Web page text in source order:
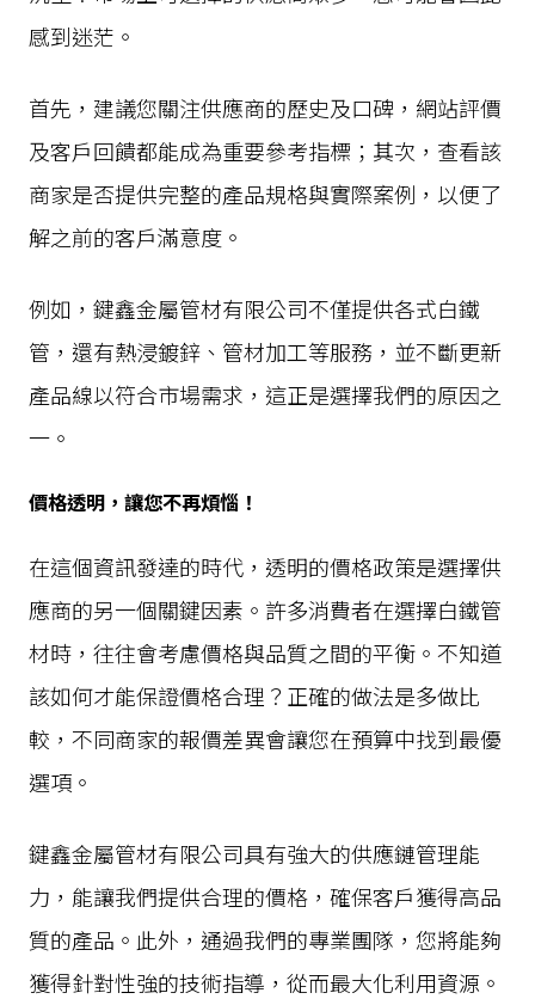
感到迷茫。
首先，建議您關注供應商的歷史及口碑，網站評價
及客戶回饋都能成為重要參考指標；其次，查看該
商家是否提供完整的產品規格與實際案例，以便了
解之前的客戶滿意度。
例如，鍵鑫金屬管材有限公司不僅提供各式白鐵
管，還有熱浸鍍鋅、管材加工等服務，並不斷更新
產品線以符合市場需求，這正是選擇我們的原因之
一。
價格透明，讓您不再煩惱！
在這個資訊發達的時代，透明的價格政策是選擇供
應商的另一個關鍵因素。許多消費者在選擇白鐵管
材時，往往會考慮價格與品質之間的平衡。不知道
該如何才能保證價格合理？正確的做法是多做比
較，不同商家的報價差異會讓您在預算中找到最優
選項。
鍵鑫金屬管材有限公司具有強大的供應鏈管理能
力，能讓我們提供合理的價格，確保客戶獲得高品
質的產品。此外，通過我們的專業團隊，您將能夠
獲得針對性強的技術指導，從而最大化利用資源。